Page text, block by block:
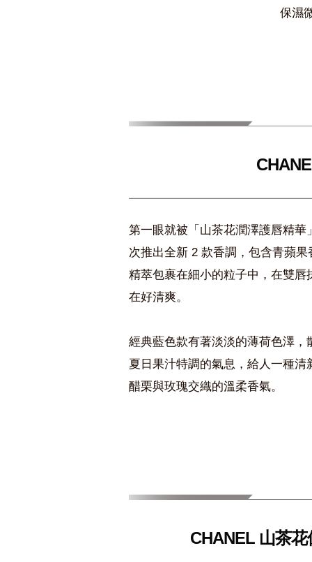
保濕
第一眼就被「山茶花潤澤護唇精
次推出全新 2 款香調，包含青蘋
精萃包裹在細小的粒子中，在雙
在好清爽。
經典藍色款有著淡淡的薄荷色澤
夏日果汁特調的氣息，給人一種
醋栗與玫瑰交織的溫柔香氣。
CHANEL 山茶